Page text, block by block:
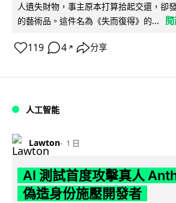
人遺失財物，事主原本打算拾起交還，卻
的藝術品。這件名為《失而復得》的...
119 4 ↗ 分享
人工智能
Lawton 1 日
AI 測試首度攻擊真人
偽造身份施壓開發者